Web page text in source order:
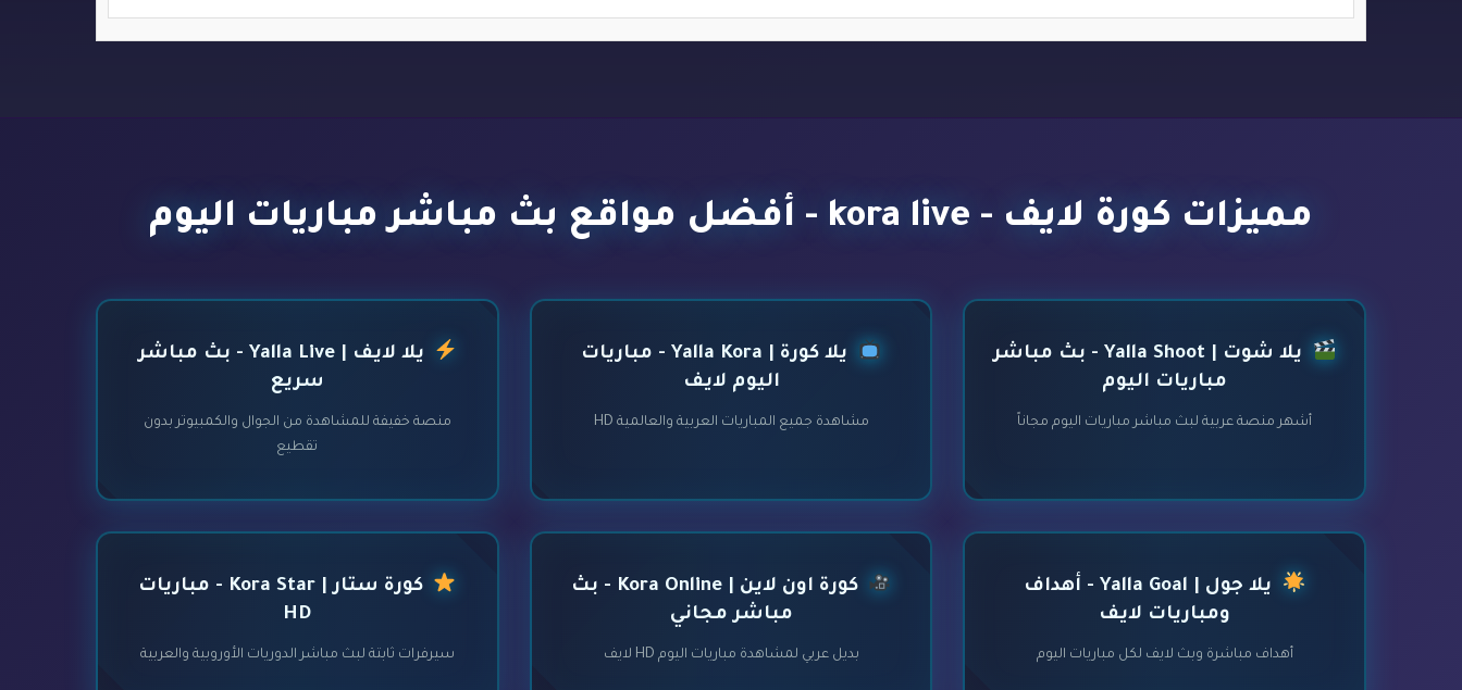
مميزات كورة لايف - kora live - أفضل مواقع بث مباشر مباريات اليوم
يلا شوت | Yalla Shoot - بث مباشر
مباريات اليوم
أشهر منصة عربية لبث مباشر مباريات اليوم مجاناً
يلا كورة | Yalla Kora - مباريات
اليوم لايف
مشاهدة جميع المباريات العربية والعالمية HD
يلا لايف | Yalla Live - بث مباشر
سريع
منصة خفيفة للمشاهدة من الجوال والكمبيوتر بدون
تقطيع
يلا جول | Yalla Goal - أهداف
ومباريات لايف
أهداف مباشرة وبث لايف لكل مباريات اليوم
كورة اون لاين | Kora Online - بث
مباشر مجاني
بديل عربي لمشاهدة مباريات اليوم HD لايف
كورة ستار | Kora Star - مباريات
HD
سيرفرات ثابتة لبث مباشر الدوريات الأوروبية والعربية